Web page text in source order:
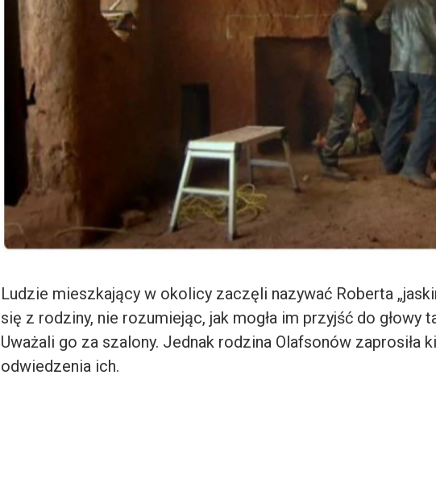
Ludzie mieszkający w okolicy zaczęli nazywać Roberta
się z rodziny, nie rozumiejąc, jak mogła im przyjść do głowy
Uważali go za szalony. Jednak rodzina Olafsonów zaprosiła
odwiedzenia ich.